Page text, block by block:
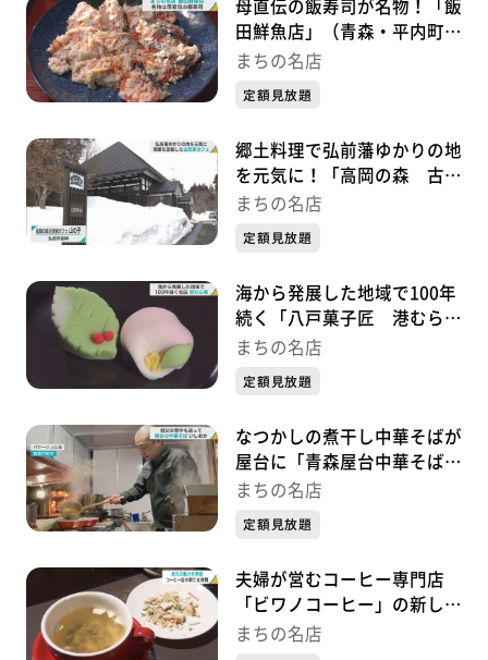
母直伝の飯寿司が名物！「飯
田鮮魚店」（青森・平内町）
～『まちの名店』～
まちの名店
定額見放題
郷土料理で弘前藩ゆかりの地
を元気に！「高岡の森 古民
家カフェ 山の子」～『まち
まちの名店
定額見放題
海から発展した地域で100年
続く「八戸菓子匠 港むら
福」『まちの名店』
まちの名店
定額見放題
なつかしの煮干し中華そばが
屋台に「青森屋台中華そば
いしおか」 『まちの名店』
まちの名店
定額見放題
夫婦が営むコーヒー専門店
「ビワノコーヒー」の新しい
挑戦！ 『まちの名店』
まちの名店